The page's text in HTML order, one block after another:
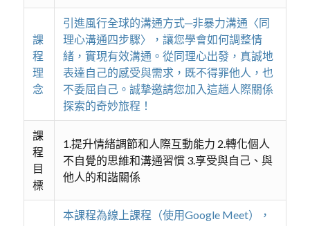
課
程
理
念
引進風行全球的溝通方式─非暴力溝通〈同
理心溝通四步驟〉，讓您學會如何調整情
緒，實現有效溝通。從同理心出發，真誠地
表達自己的感受與需求，既不得罪他人，也
不委屈自己。誠摯邀請您加入這趟人際關係
探索的奇妙旅程！
課
程
目
標
1.提升情緒調節和人際互動能力 2.轉化個人
不自覺的思維和溝通習慣 3.享受與自己、與
他人的和諧關係
本課程為線上課程（使用Google Meet），